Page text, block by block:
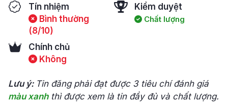
Tín nhiệm
Bình thường
(8/10)
Kiểm duyệt
Chất lượng
Chính chủ
Không
Lưu ý: Tin đăng phải đạt được 3 tiêu chí đánh giá
màu xanhthì được xem là tin đầy đủ và chất lượng.